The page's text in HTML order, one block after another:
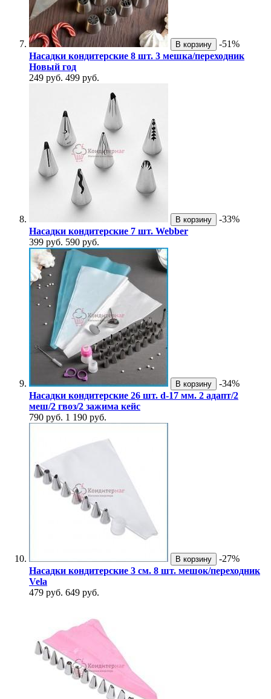
В корзину
-51%
Насадки кондитерские 8 шт. 3 мешка/переходник
Новый год
249 руб. 499 руб.
В корзину
-33%
Насадки кондитерские 7 шт. Webber
399 руб. 590 руб.
В корзину
-34%
Насадки кондитерские 26 шт. d-17 мм. 2 адапт/2
меш/2 гвоз/2 зажима кейс
790 руб. 1 190 руб.
В корзину
-27%
Насадки кондитерские 3 см. 8 шт. мешок/переходник
Vela
479 руб. 649 руб.